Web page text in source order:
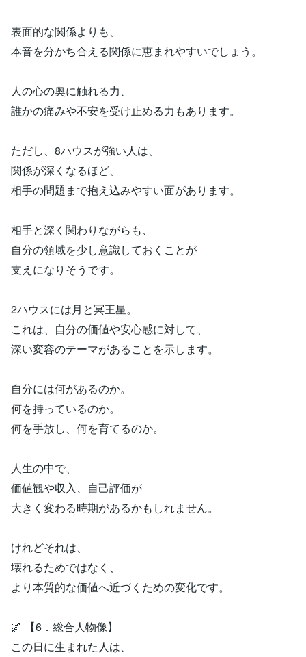
表面的な関係よりも、
本音を分かち合える関係に恵まれやすいでしょう。
人の心の奥に触れる力、
誰かの痛みや不安を受け止める力もあります。
ただし、8ハウスが強い人は、
関係が深くなるほど、
相手の問題まで抱え込みやすい面があります。
相手と深く関わりながらも、
自分の領域を少し意識しておくことが
支えになりそうです。
2ハウスには月と冥王星。
これは、自分の価値や安心感に対して、
深い変容のテーマがあることを示します。
自分には何があるのか。
何を持っているのか。
何を手放し、何を育てるのか。
人生の中で、
価値観や収入、自己評価が
大きく変わる時期があるかもしれません。
けれどそれは、
壊れるためではなく、
より本質的な価値へ近づくための変化です。
🌌 【6．総合人物像】
この日に生まれた人は、